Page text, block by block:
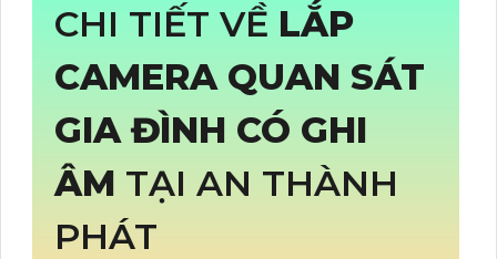
CHI TIẾT VỀ LẮP
CAMERA QUAN SÁT
GIA ĐÌNH CÓ GHI
ÂM TẠI AN THÀNH
PHÁT